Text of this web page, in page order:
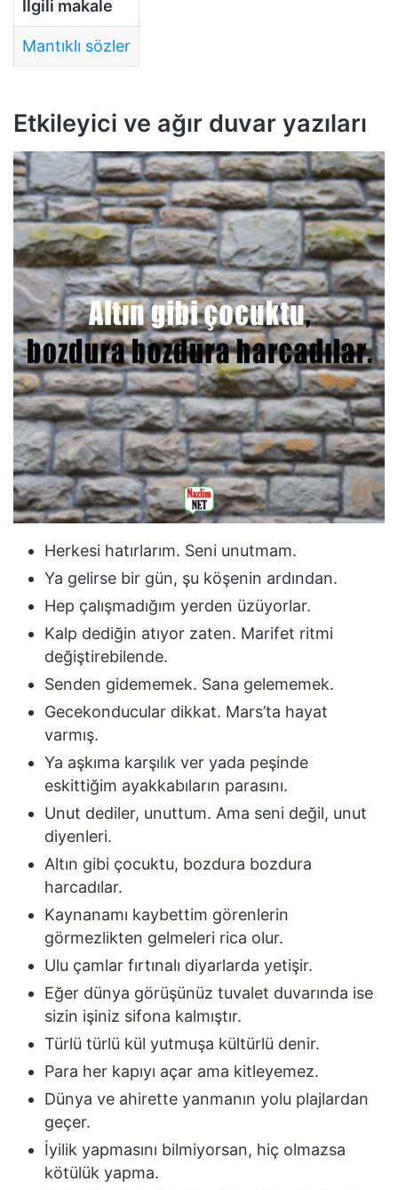
İlgili makale
Mantıklı sözler
Etkileyici ve ağır duvar yazıları
Herkesi hatırlarım. Seni unutmam.
Ya gelirse bir gün, şu köşenin ardından.
Hep çalışmadığım yerden üzüyorlar.
Kalp dediğin atıyor zaten. Marifet ritmi
değiştirebilende.
Senden gidememek. Sana gelememek.
Gecekonducular dikkat. Mars’ta hayat
varmış.
Ya aşkıma karşılık ver yada peşinde
eskittiğim ayakkabıların parasını.
Unut dediler, unuttum. Ama seni değil, unut
diyenleri.
Altın gibi çocuktu, bozdura bozdura
harcadılar.
Kaynanamı kaybettim görenlerin
görmezlikten gelmeleri rica olur.
Ulu çamlar fırtınalı diyarlarda yetişir.
Eğer dünya görüşünüz tuvalet duvarında ise
sizin işiniz sifona kalmıştır.
Türlü türlü kül yutmuşa kültürlü denir.
Para her kapıyı açar ama kitleyemez.
Dünya ve ahirette yanmanın yolu plajlardan
geçer.
İyilik yapmasını bilmiyorsan, hiç olmazsa
kötülük yapma.